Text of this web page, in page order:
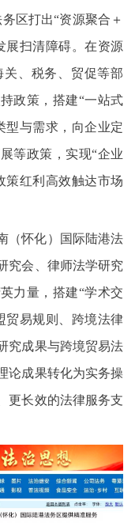
区打出“资源聚合＋
展扫清障碍。在资源
、税务、贸促等部
政策，搭建“一站式
型与需求，向企业定
等政策，实现“企业
策红利高效触达市场
（怀化）国际陆港法
究会、律师法学研究
力量，搭建“学术交
贸易规则、跨境法律
究成果与跨境贸易法
论成果转化为实务操
更长效的法律服务支